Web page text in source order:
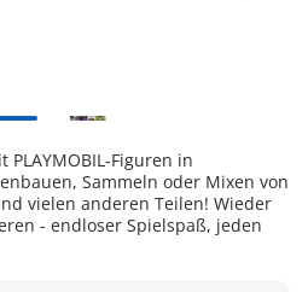
Figuren in
Sammeln oder Mixen von
vielen anderen Teilen! Wieder
- endloser Spielspaß, jeden